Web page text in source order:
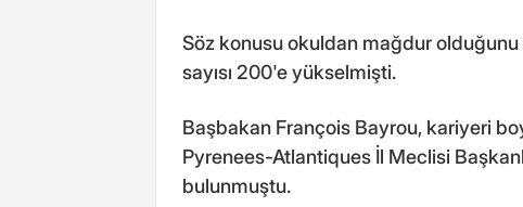
Söz konusu okuldan mağdur
sayısı 200'e yükselmişti.
Başbakan François Bayrou, kariyeri
Pyrenees-Atlantiques İl Meclisi
bulunmuştu.